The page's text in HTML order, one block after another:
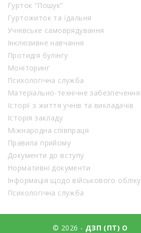
Гурток “Пошук”
Гуртожиток та їдальня
Учнівське самоврядування
Інклюзивне навчання
Протидія булінгу
Моніторинг
Психологічна служба
Матеріально-технічне забезпечення
Історії з життя учнів та викладачів
Історія закладу
Міжнародна співпраця
Правила прийому
Документи до вступу
Нормативні документи
Інформація щодо військового обліку
Психологічна служба
© 2026 - ДЗП (ПТ) О